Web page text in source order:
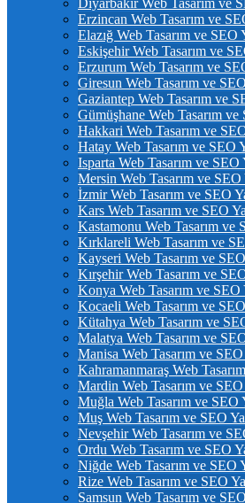
Diyarbakır Web Tasarım ve
Erzincan Web Tasarım ve
Elazığ Web Tasarım ve SEO
Eskişehir Web Tasarım ve
Erzurum Web Tasarım ve
Giresun Web Tasarım ve
Gaziantep Web Tasarım ve
Gümüşhane Web Tasarım ve
Hakkari Web Tasarım ve
Hatay Web Tasarım ve SEO
Isparta Web Tasarım ve SEO
Mersin Web Tasarım ve SEO
İzmir Web Tasarım ve SEO
Kars Web Tasarım ve SEO
Kastamonu Web Tasarım ve
Kırklareli Web Tasarım ve
Kayseri Web Tasarım ve SEO
Kırşehir Web Tasarım ve
Konya Web Tasarım ve SEO
Kocaeli Web Tasarım ve SEO
Kütahya Web Tasarım ve
Malatya Web Tasarım ve
Manisa Web Tasarım ve SEO
Kahramanmaraş Web
Mardin Web Tasarım ve SEO
Muğla Web Tasarım ve SEO
Muş Web Tasarım ve SEO
Nevşehir Web Tasarım ve
Ordu Web Tasarım ve SEO
Niğde Web Tasarım ve SEO
Rize Web Tasarım ve SEO
Samsun Web Tasarım ve